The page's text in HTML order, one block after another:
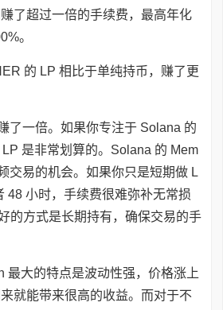
了超过一倍的手续费，最高年化
。
的 LP 相比于单纯持币，赚了更
了一倍。如果你专注于 Solana 的
是非常划算的。Solana 的 Mem
交易的机会。如果你只是短期做 L
48 小时，手续费很难弥补无常损
的方式是长期持有，确保交易的手
最大的特点是波动性强，价格涨上
就能带来很高的收益。而对于不